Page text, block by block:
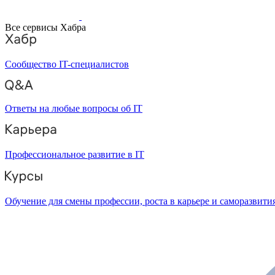
Все сервисы Хабра
Сообщество IT-специалистов
Ответы на любые вопросы об IT
Профессиональное развитие в IT
Обучение для смены профессии, роста в карьере и